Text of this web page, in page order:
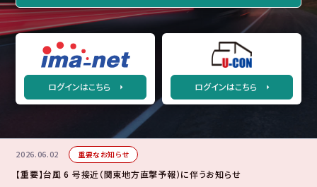
ログインはこちら ログインはこちら
2026.06.02 重要なお知らせ
【重要】台風 6 号接近（関東地方直撃予報）に伴うお知らせ